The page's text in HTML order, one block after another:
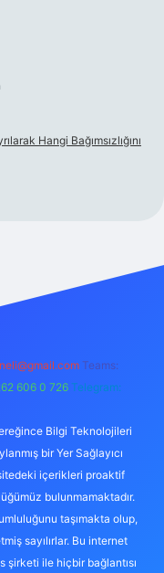
Hangi Bağımsızlığını
Teams:
606 0 726 Telegram:
Bilgi Teknolojileri
bir Yer Sağlayıcı
içerikleri proaktif
bulunmamaktadır.
taşımakta olup,
sayılırlar. Bu internet
şirketi ile hiçbir bağlantısı